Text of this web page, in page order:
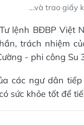
...và trao giấy
lệnh BĐBP Việt
trách nhiệm
- phi công
các ngư dân
sức khỏe tốt để